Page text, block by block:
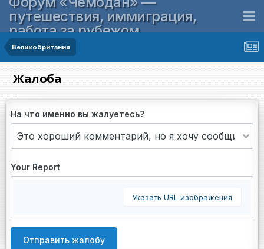
путешествия, иммиграция,
работа за рубежом
Великобритания
Жалоба
На что именно вы жалуетесь?
Your Report
Указать URL изображения
Отправить жалобу